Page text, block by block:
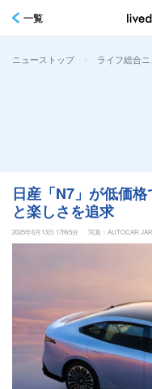
一覧
ニューストップ > ライフ総合ニ
日産「N7」が低価
と楽しさを追求
2025年6月13日 17時5分 写真：AUTOCAR